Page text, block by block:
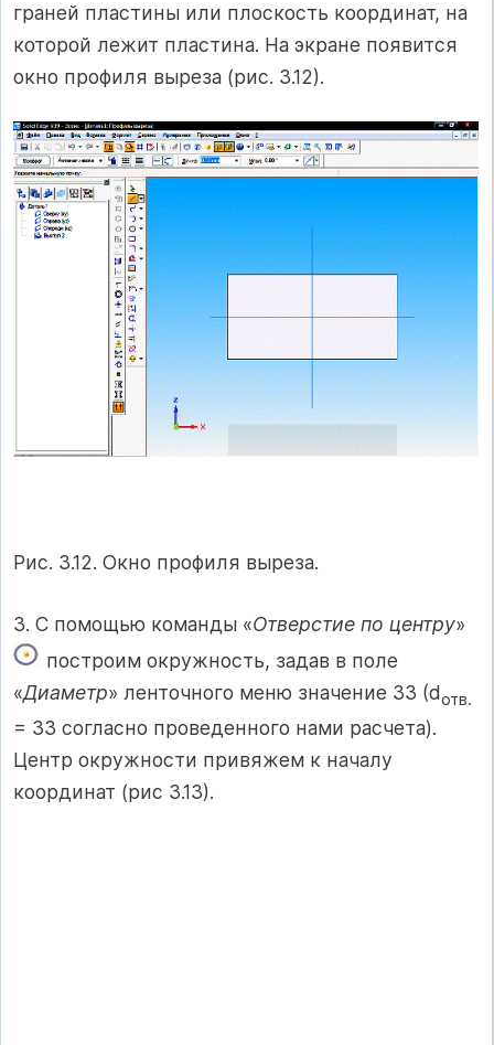
граней пластины или плоскость координат, на
которой лежит пластина. На экране появится
окно профиля выреза (рис. 3.12).
Рис. 3.12. Окно профиля выреза.
3. С помощью команды «Отверстие по центру»
построим окружность, задав в поле
«Диаметр» ленточного меню значение 33 (dотв.
= 33 согласно проведенного нами расчета).
Центр окружности привяжем к началу
координат (рис 3.13).